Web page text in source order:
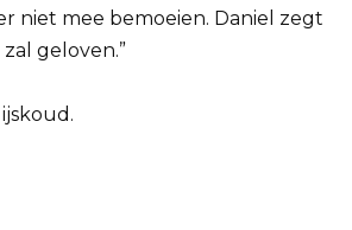
niet mee bemoeien. Daniel zegt
geloven.”